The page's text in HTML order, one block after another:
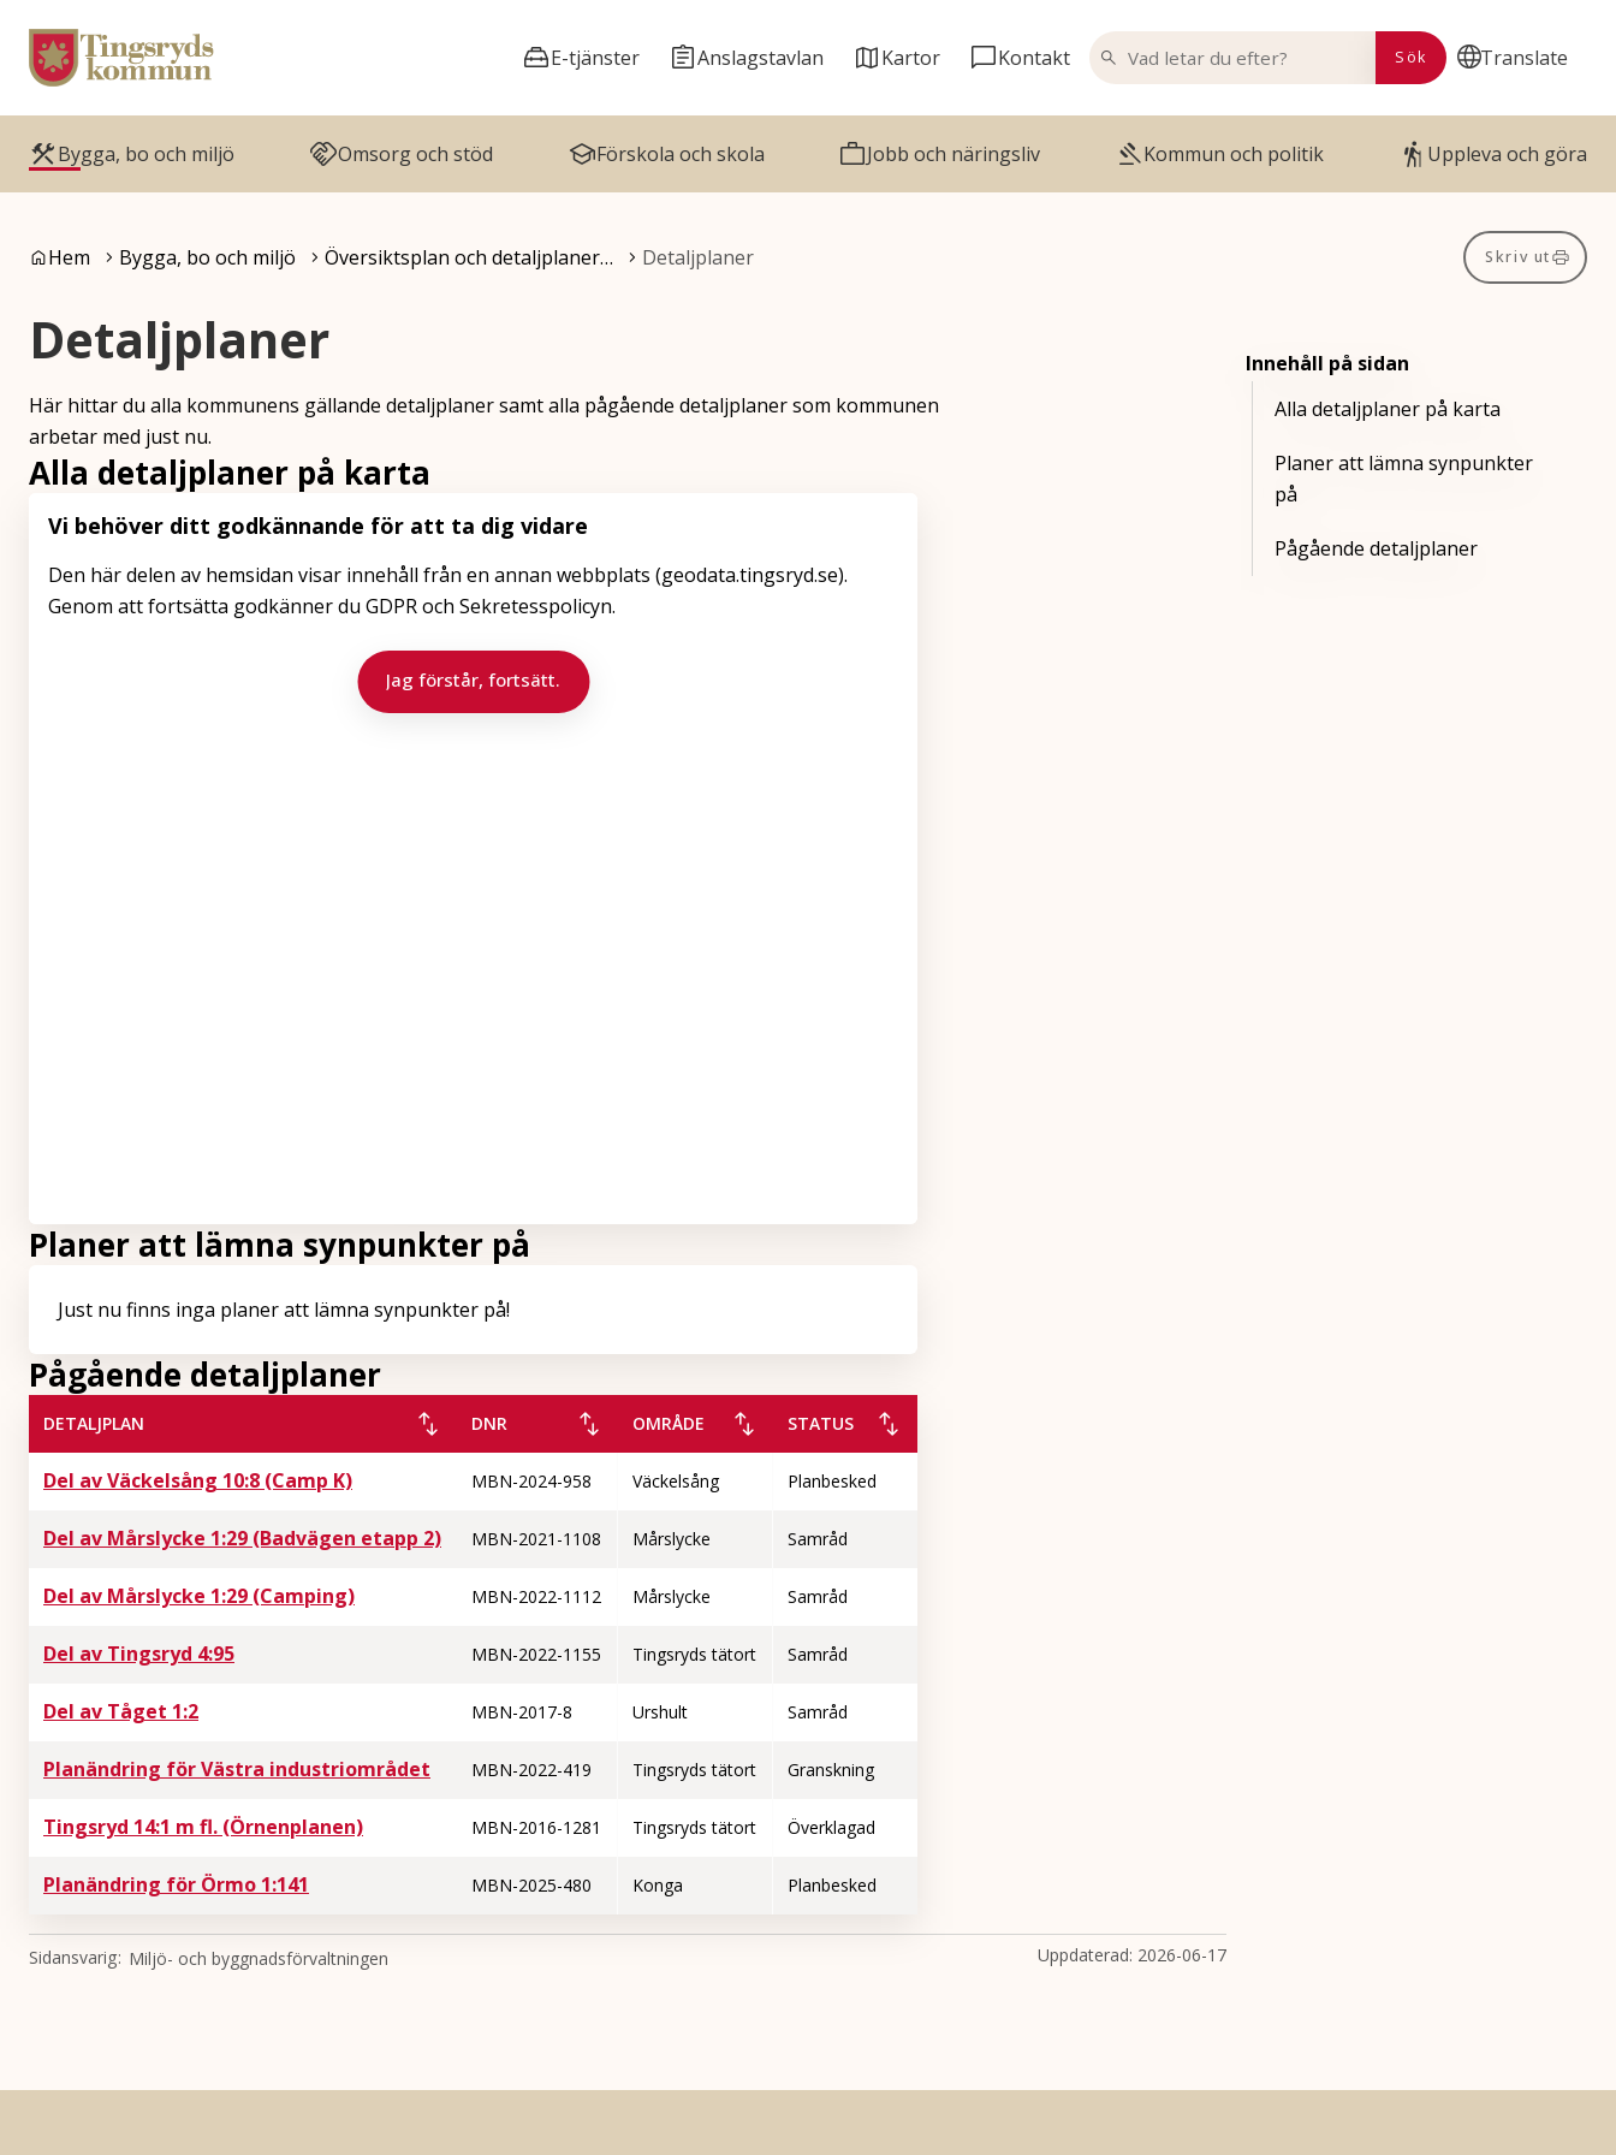
Gå till innehåll
Gå till huvudmeny
Translate
E-tjänster Anslagstavlan Kartor Kontakt
VAD LETAR DU EFTER?
Sök
Bygga, bo och miljö Omsorg och stöd Förskola och skola Jobb och näringsliv Kommun och politik Uppleva och göra
Du är här:
Hem Bygga, bo och miljö Översiktsplan och detaljplaner… Detaljplaner Skriv ut
Detaljplaner
Här hittar du alla kommunens gällande detaljplaner samt alla pågående detaljplaner som kommunen
arbetar med just nu.
Alla detaljplaner på karta
Vi behöver ditt godkännande för att ta dig vidare
Den här delen av hemsidan visar innehåll från en annan webbplats (geodata.tingsryd.se).
Genom att fortsätta godkänner du GDPR och Sekretesspolicyn.
Jag förstår, fortsätt.
Planer att lämna synpunkter på
Just nu finns inga planer att lämna synpunkter på!
Pågående detaljplaner
DETALJPLAN DNR OMRÅDE STATUS
Del av Väckelsång 10:8 (Camp K) MBN-2024-958 Väckelsång Planbesked
Del av Mårslycke 1:29 (Badvägen etapp 2) MBN-2021-1108 Mårslycke Samråd
Del av Mårslycke 1:29 (Camping) MBN-2022-1112 Mårslycke Samråd
Del av Tingsryd 4:95 MBN-2022-1155 Tingsryds tätort Samråd
Del av Tåget 1:2 MBN-2017-8 Urshult Samråd
Planändring för Västra industriområdet MBN-2022-419 Tingsryds tätort Granskning
Tingsryd 14:1 m fl. (Örnenplanen) MBN-2016-1281 Tingsryds tätort Överklagad
Planändring för Örmo 1:141 MBN-2025-480 Konga Planbesked
Miljö- och byggnadsförvaltningen
Sidansvarig Uppdaterad: 2026-06-17
Innehåll på sidan
Alla detaljplaner på karta
Planer att lämna synpunkter
på
Pågående detaljplaner